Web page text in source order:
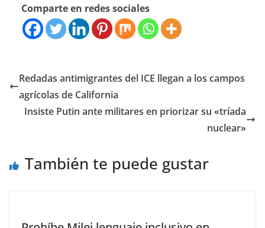
Comparte en redes sociales
Redadas antimigrantes del ICE llegan a los campos
agrícolas de California
Insiste Putin ante militares en priorizar su «tríada
nuclear»
También te puede gustar